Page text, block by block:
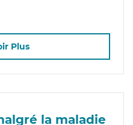
Plus
la maladie